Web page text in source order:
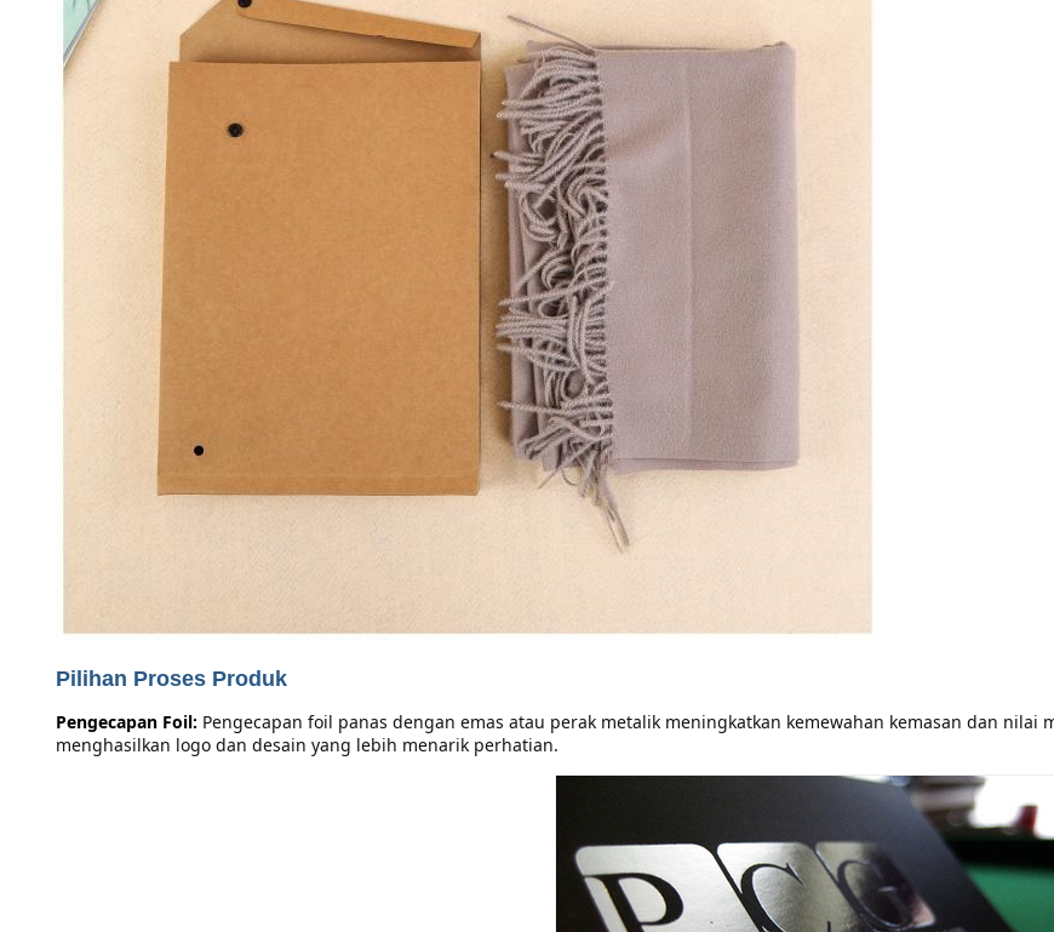
Pilihan Proses Produk
Pengecapan Foil: Pengecapan foil panas dengan emas atau perak metalik meningkatkan kemewahan kemasan dan
menghasilkan logo dan desain yang lebih menarik perhatian.